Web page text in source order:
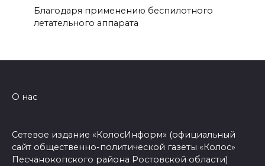
Благодаря применению беспилотного
летательного аппарата
О нас
Сетевое издание «КолосИнформ» (официальный
сайт общественно-политической газеты «Колос»
Песчанокопского района Ростовской области)